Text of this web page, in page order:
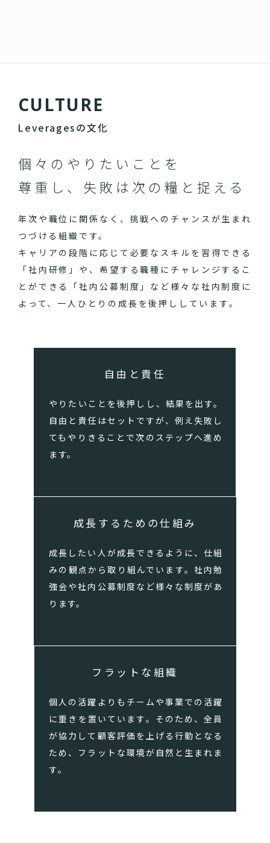
CULTURE
Leveragesの文化
個々のやりたいことを
尊重し、失敗は次の糧と捉える
年次や職位に関係なく、挑戦へのチャンスが生まれ
つづける組織です。
キャリアの段階に応じて必要なスキルを習得できる
「社内研修」や、希望する職種にチャレンジするこ
とができる「社内公募制度」など様々な社内制度に
よって、一人ひとりの成長を後押ししています。
自由と責任
やりたいことを後押しし、結果を出す。
自由と責任はセットですが、例え失敗し
てもやりきることで次のステップへ進め
ます。
成長するための仕組み
成長したい人が成長できるように、仕組
みの観点から取り組んでいます。社内勉
強会や社内公募制度など様々な制度があ
ります。
フラットな組織
個人の活躍よりもチームや事業での活躍
に重きを置いています。そのため、全員
が協力して顧客評価を上げる行動となる
ため、フラットな環境が自然と生まれま
す。